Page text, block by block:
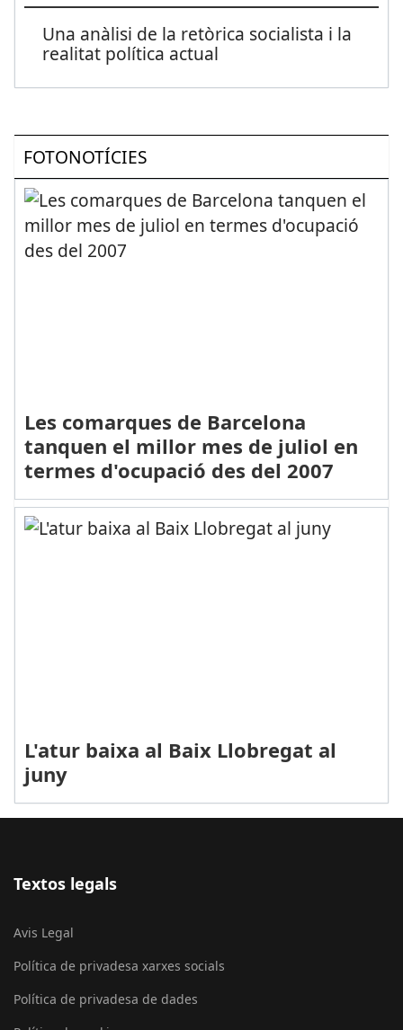
Una anàlisi de la retòrica socialista i la
realitat política actual
FOTONOTÍCIES
Les comarques de Barcelona
tanquen el millor mes de juliol en
termes d'ocupació des del 2007
L'atur baixa al Baix Llobregat al
juny
Textos legals
Avis Legal
Política de privadesa xarxes socials
Política de privadesa de dades